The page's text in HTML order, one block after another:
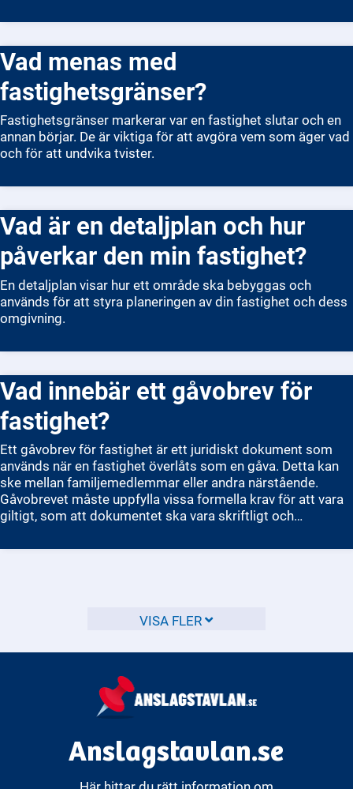
Vad menas med
fastighetsgränser?
Fastighetsgränser markerar var en fastighet slutar och en
annan börjar. De är viktiga för att avgöra vem som äger vad
och för att undvika tvister.
Vad är en detaljplan och hur
påverkar den min fastighet?
En detaljplan visar hur ett område ska bebyggas och
används för att styra planeringen av din fastighet och dess
omgivning.
Vad innebär ett gåvobrev för
fastighet?
Ett gåvobrev för fastighet är ett juridiskt dokument som
används när en fastighet överlåts som en gåva. Detta kan
ske mellan familjemedlemmar eller andra närstående.
Gåvobrevet måste uppfylla vissa formella krav för att vara
giltigt, som att dokumentet ska vara skriftligt och
måste vissa detaljer anges, till exempel vilken fastighet
fördelaktigt vid exempelvis arv eller om du vill överföra
VISA FLER
Anslagstavlan.se